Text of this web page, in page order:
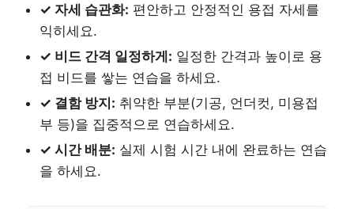
✓ 자세 습관화: 편안하고 안정적인 용접 자세를
익히세요.
✓ 비드 간격 일정하게: 일정한 간격과 높이로 용
접 비드를 쌓는 연습을 하세요.
✓ 결함 방지: 취약한 부분(기공, 언더컷, 미용접
부 등)을 집중적으로 연습하세요.
✓ 시간 배분: 실제 시험 시간 내에 완료하는 연습
을 하세요.